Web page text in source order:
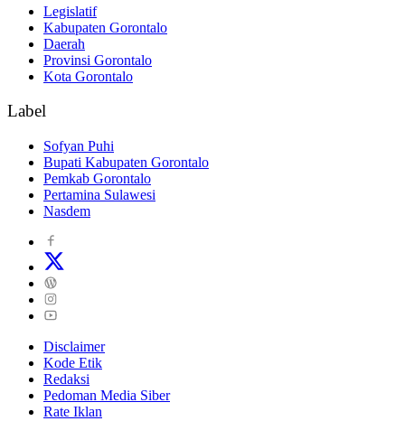
Legislatif
Kabupaten Gorontalo
Daerah
Provinsi Gorontalo
Kota Gorontalo
Label
Sofyan Puhi
Bupati Kabupaten Gorontalo
Pemkab Gorontalo
Pertamina Sulawesi
Nasdem
Disclaimer
Kode Etik
Redaksi
Pedoman Media Siber
Rate Iklan